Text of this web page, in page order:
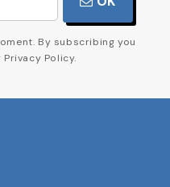
By subscribing you
Policy.